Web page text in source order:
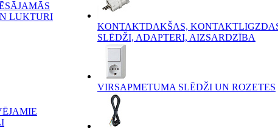
LUKTURI
KONTAKTDAKŠAS,
SLĒDŽI, ADAPTERI, AIZSARDZĪBA
VIRSAPMETUMA SLĒDŽI UN ROZETES